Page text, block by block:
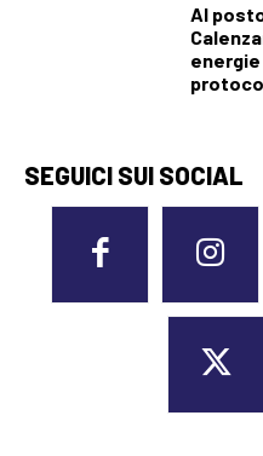
Al
SEGUICI SUI SOCIAL